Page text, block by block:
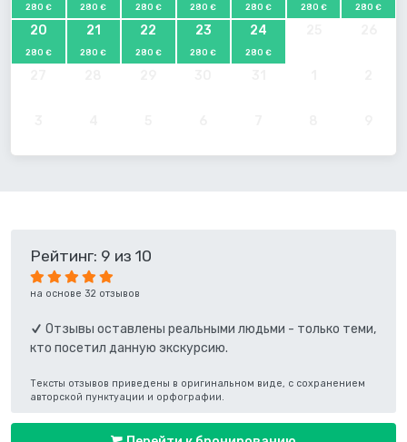
280 € 280 € 280 € 280 € 280 € 280 € 280 €
20
280 €
21
280 €
22
280 €
23
280 €
24
280 €
Рейтинг: 9 из 10
на основе 32 отзывов
Отзывы оставлены реальными людьми - только теми,
кто посетил данную экскурсию.
Тексты отзывов приведены в оригинальном виде, с сохранением
авторской пунктуации и орфографии.